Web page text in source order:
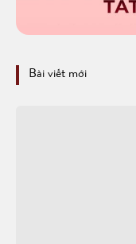
Bài viết mới